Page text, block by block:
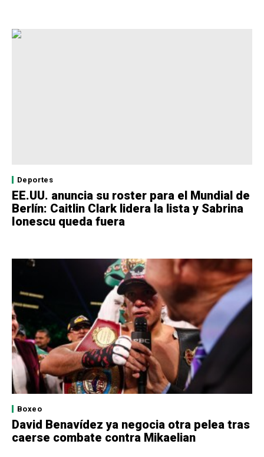
Deportes
EE.UU. anuncia su roster para el Mundial de
Berlín: Caitlin Clark lidera la lista y Sabrina
Ionescu queda fuera
Boxeo
David Benavídez ya negocia otra pelea tras
caerse combate contra Mikaelian